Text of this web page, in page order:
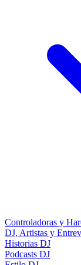
Controladoras y
DJ, Artistas y
Historias DJ
Podcasts DJ